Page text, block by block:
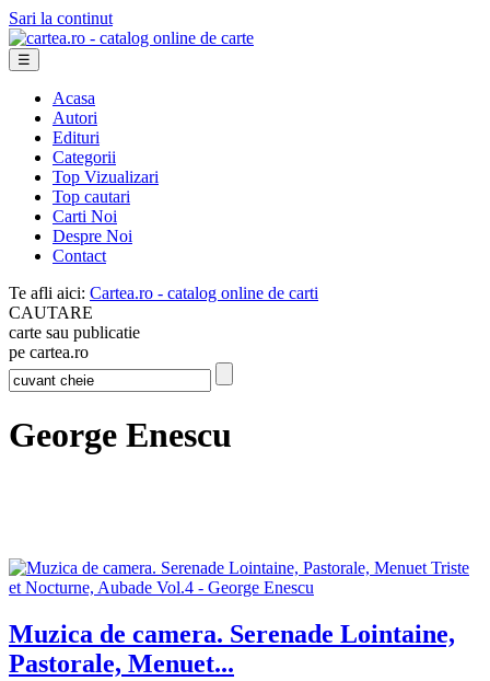
Sari la continut
☰
Acasa
Autori
Edituri
Categorii
Top Vizualizari
Top cautari
Carti Noi
Despre Noi
Contact
Te afli aici: Cartea.ro - catalog online de carti
CAUTARE
carte sau publicatie
pe cartea.ro
George Enescu
Muzica de camera. Serenade Lointaine,
Pastorale, Menuet...